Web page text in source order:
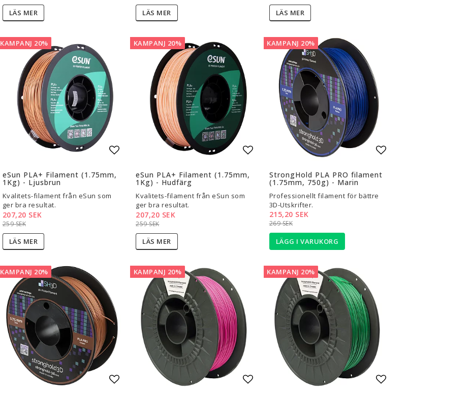
LÄS MER LÄS MER LÄS MER
KAMPANJ 20%
eSun PLA+ Filament (1.75mm,
1Kg) - Ljusbrun
Kvalitets-filament från eSun som
ger bra resultat.
259 SEK
207,20 SEK
LÄS MER
KAMPANJ 20%
eSun PLA+ Filament (1.75mm,
1Kg) - Hudfärg
Kvalitets-filament från eSun som
ger bra resultat.
259 SEK
207,20 SEK
LÄS MER
KAMPANJ 20%
StrongHold PLA PRO filament
(1.75mm, 750g) - Marin
Professionellt filament för bättre
3D-Utskrifter.
269 SEK
215,20 SEK
LÄGG I VARUKORG
KAMPANJ 20% KAMPANJ 20% KAMPANJ 20%